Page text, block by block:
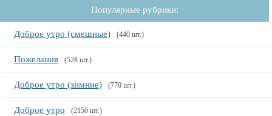
Популярные рубрики:
Доброе утро (смешные) (440 шт.)
Пожелания (528 шт.)
Доброе утро (зимние) (770 шт.)
Доброе утро (2150 шт.)